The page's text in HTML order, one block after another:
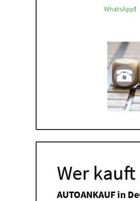
WhatsApp!
Wer
AUTOANKAUF in